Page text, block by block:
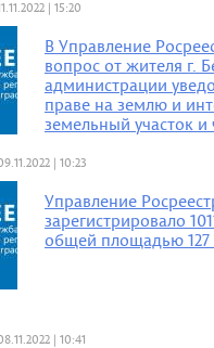
| 15:20
В Управление
вопрос от жителя г.
администрации
праве на землю и
земельный участок и
| 10:23
Управление
зарегистрировало
общей площадью 127
| 10:41